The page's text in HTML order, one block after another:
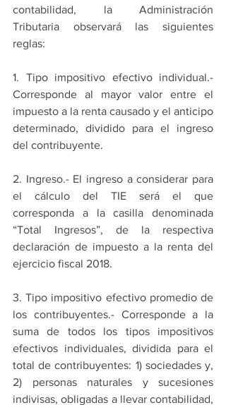
contabilidad, la Administración
Tributaria observará las siguientes
reglas:
1. Tipo impositivo efectivo individual.-
Corresponde al mayor valor entre el
impuesto a la renta causado y el anticipo
determinado, dividido para el ingreso
del contribuyente.
2. Ingreso.- El ingreso a considerar para
el cálculo del TIE será el que
corresponda a la casilla denominada
“Total Ingresos”, de la respectiva
declaración de impuesto a la renta del
ejercicio fiscal 2018.
3. Tipo impositivo efectivo promedio de
los contribuyentes.- Corresponde a la
suma de todos los tipos impositivos
efectivos individuales, dividida para el
total de contribuyentes: 1) sociedades y,
2) personas naturales y sucesiones
indivisas, obligadas a llevar contabilidad,